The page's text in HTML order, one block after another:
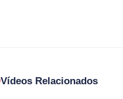
Vídeos Relacionados